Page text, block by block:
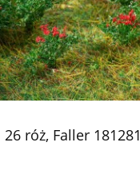
26 róż, Faller 181281